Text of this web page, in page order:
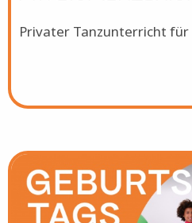
Privater Tanzunterricht für
Bild